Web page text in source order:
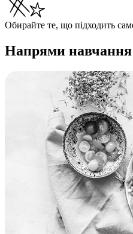
Обирайте те, що підходить
Напрями навчання